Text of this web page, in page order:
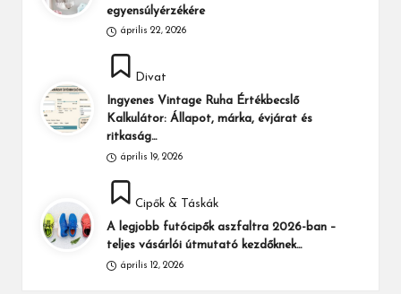
egyensúlyérzékére
április 22, 2026
Divat
Ingyenes Vintage Ruha Értékbecslő
Kalkulátor: Állapot, márka, évjárat és
ritkaság…
április 19, 2026
Cipők & Táskák
A legjobb futócipők aszfaltra 2026-ban –
teljes vásárlói útmutató kezdőknek…
április 12, 2026